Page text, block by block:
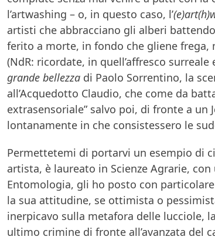
l’artwashing – o, in questo caso, l’
artisti che abbracciano gli alberi
ferito a morte, in fondo che gliene frega,
(NdR: ricordate, in quell’affresco
grande bellezzadi Paolo Sorrentino, la
all’Acquedotto Claudio, che come da
extrasensoriale” salvo poi, di fronte a
lontanamente in che consistessero le
Permettetemi di portarvi un esempio di
artista, è laureato in Scienze Agrarie,
Entomologia, gli ho posto con
la sua attitudine, se ottimista o
inerpicavo sulla metafora delle lucciole,
ultimo crimine di fronte all’avanzata del